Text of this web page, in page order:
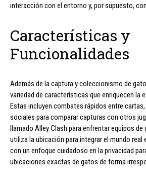
interacción con el entorno y, por supuesto,
Características y
Funcionalidades
Además de la captura y coleccionismo de
variedad de características que enriquecen la
Estas incluyen combates rápidos entre
sociales para comparar capturas con otros
llamado Alley Clash para enfrentar equipos de
utiliza la ubicación para integrar el mundo real
con un enfoque cuidadoso en la privacidad
ubicaciones exactas de gatos de forma